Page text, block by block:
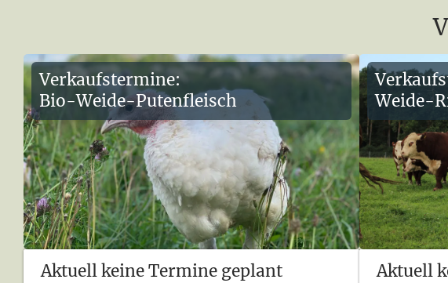
Verkaufstermine:
Bio-Weide-Putenfleisch
Aktuell keine Termine geplant
Weide-
Aktuell